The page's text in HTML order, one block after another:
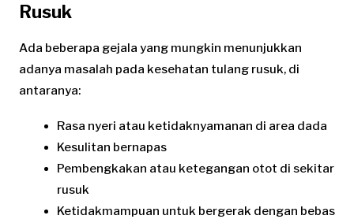
Rusuk
Ada beberapa gejala yang mungkin menunjukkan
adanya masalah pada kesehatan tulang rusuk, di
antaranya:
Rasa nyeri atau ketidaknyamanan di area dada
Kesulitan bernapas
Pembengkakan atau ketegangan otot di sekitar
rusuk
Ketidakmampuan untuk bergerak dengan bebas